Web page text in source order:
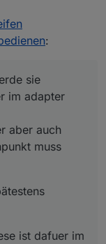
aber auch
muss
spätestens
ist dafuer im
:
sie
im adapter
aber auch
muss
ist dafuer im